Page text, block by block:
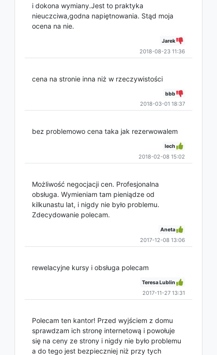
i dokona wymiany.Jest to praktyka
nieuczciwa,godna napiętnowania. Stąd moja
ocena na nie.
Jarek
2018-08-23 11:36
cena na stronie inna niż w rzeczywistości
bbb
2018-03-01 18:37
bez problemowo cena taka jak rezerwowalem
lech
2018-02-08 15:02
Możliwość negocjacji cen. Profesjonalna
obsługa. Wymieniam tam pieniądze od
kilkunastu lat, i nigdy nie było problemu.
Zdecydowanie polecam.
Aneta
2017-12-08 13:06
rewelacyjne kursy i obsługa polecam
Teresa Lublin
2017-11-27 13:31
Polecam ten kantor! Przed wyjściem z domu
sprawdzam ich stronę internetową i powołuje
się na ceny ze strony i nigdy nie było problemu
a do tego jest bezpieczniej niż przy tych